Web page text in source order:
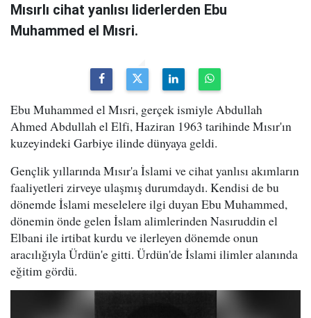
Mısırlı cihat yanlısı liderlerden Ebu
Muhammed el Mısri.
Ebu Muhammed el Mısri, gerçek ismiyle Abdullah
Ahmed Abdullah el Elfi, Haziran 1963 tarihinde Mısır'ın
kuzeyindeki Garbiye ilinde dünyaya geldi.
Gençlik yıllarında Mısır'a İslami ve cihat yanlısı akımların
faaliyetleri zirveye ulaşmış durumdaydı. Kendisi de bu
dönemde İslami meselelere ilgi duyan Ebu Muhammed,
dönemin önde gelen İslam alimlerinden Nasıruddin el
Elbani ile irtibat kurdu ve ilerleyen dönemde onun
aracılığıyla Ürdün'e gitti. Ürdün'de İslami ilimler alanında
eğitim gördü.